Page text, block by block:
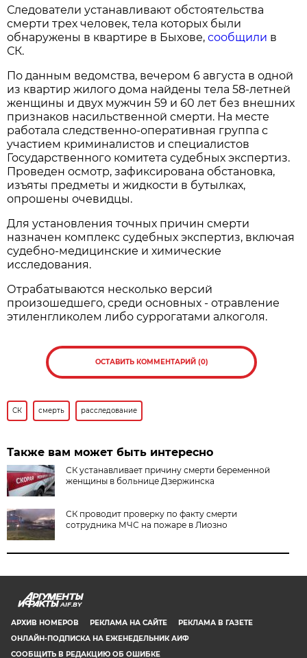
Следователи устанавливают обстоятельства
смерти трех человек, тела которых были
обнаружены в квартире в Быхове,сообщили в
СК.
По данным ведомства, вечером 6 августа в одной
из квартир жилого дома найдены тела 58-летней
женщины и двух мужчин 59 и 60 лет без внешних
признаков насильственной смерти. На месте
работала следственно-оперативная группа с
участием криминалистов и специалистов
Государственного комитета судебных экспертиз.
Проведен осмотр, зафиксирована обстановка,
изъяты предметы и жидкости в бутылках,
опрошены очевидцы.
Для установления точных причин смерти
назначен комплекс судебных экспертиз, включая
судебно-медицинские и химические
исследования.
Отрабатываются несколько версий
произошедшего, среди основных - отравление
этиленгликолем либо суррогатами алкоголя.
ОСТАВИТЬ КОММЕНТАРИЙ (0)
СК смерть расследование
Также вам может быть интересно
СК устанавливает причину смерти беременной
женщины в больнице Дзержинска
СК проводит проверку по факту смерти
сотрудника МЧС на пожаре в Лиозно
AIF.BY
АРХИВ НОМЕРОВ РЕКЛАМА НА САЙТЕ
РЕКЛАМА В ГАЗЕТЕ
ОНЛАЙН-ПОДПИСКА НА ЕЖЕНЕДЕЛЬНИК АИФ
СООБЩИТЬ В РЕДАКЦИЮ ОБ ОШИБКЕ